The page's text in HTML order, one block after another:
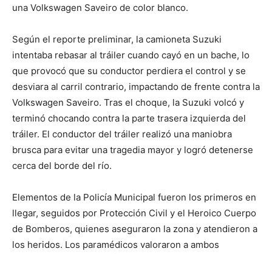
una Volkswagen Saveiro de color blanco.
Según el reporte preliminar, la camioneta Suzuki
intentaba rebasar al tráiler cuando cayó en un bache, lo
que provocó que su conductor perdiera el control y se
desviara al carril contrario, impactando de frente contra la
Volkswagen Saveiro. Tras el choque, la Suzuki volcó y
terminó chocando contra la parte trasera izquierda del
tráiler. El conductor del tráiler realizó una maniobra
brusca para evitar una tragedia mayor y logró detenerse
cerca del borde del río.
Elementos de la Policía Municipal fueron los primeros en
llegar, seguidos por Protección Civil y el Heroico Cuerpo
de Bomberos, quienes aseguraron la zona y atendieron a
los heridos. Los paramédicos valoraron a ambos